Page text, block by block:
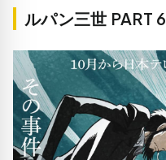
ルパン三世 PART 6